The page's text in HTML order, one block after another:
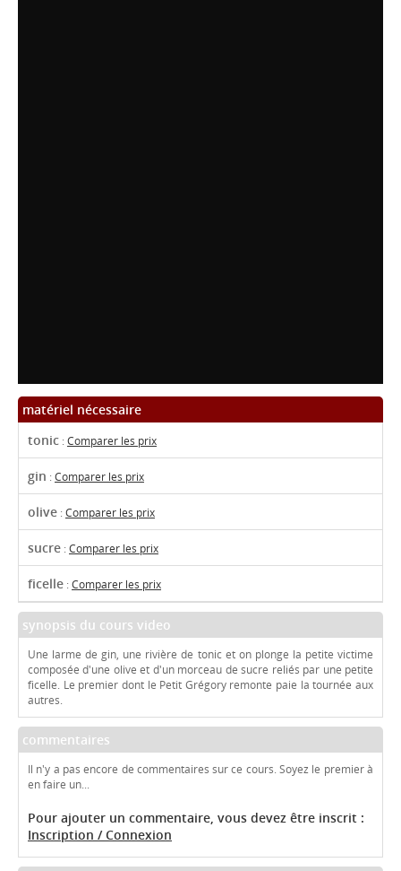
matériel nécessaire
tonic :Comparer les prix
gin :Comparer les prix
olive :Comparer les prix
sucre :Comparer les prix
ficelle :Comparer les prix
synopsis du cours video
Une larme de gin, une rivière de tonic et on plonge la petite victime
composée d'une olive et d'un morceau de sucre reliés par une petite
ficelle. Le premier dont le Petit Grégory remonte paie la tournée aux
autres.
commentaires
Il n'y a pas encore de commentaires sur ce cours. Soyez le premier à
en faire un...
Pour ajouter un commentaire, vous devez être inscrit :
Inscription / Connexion